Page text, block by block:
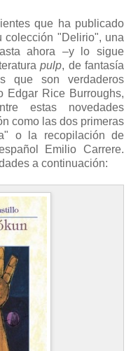
que ha publicado
colección "Delirio", una
ahora –y lo sigue
pulp, de fantasía
que son verdaderos
Edgar Rice Burroughs,
estas novedades
como las dos primeras
o la recopilación de
Emilio Carrere.
a continuación: